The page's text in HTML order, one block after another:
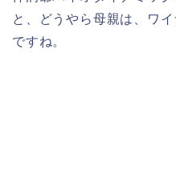
と、どうやら母親は、ワ
ですね。